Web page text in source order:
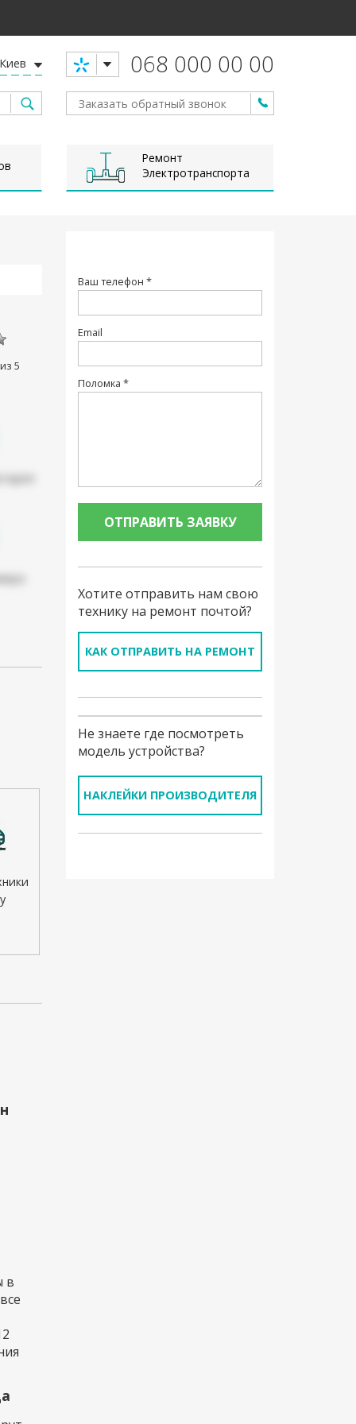
068 000 00 00
Киев
Ремонт
Электротранспорта
5
в
Ваш телефон *
Email
Поломка *
Хотите отправить нам свою
технику на ремонт почтой?
КАК ОТПРАВИТЬ НА РЕМОНТ
Не знаете где посмотреть
модель устройства?
НАКЛЕЙКИ ПРОИЗВОДИТЕЛЯ